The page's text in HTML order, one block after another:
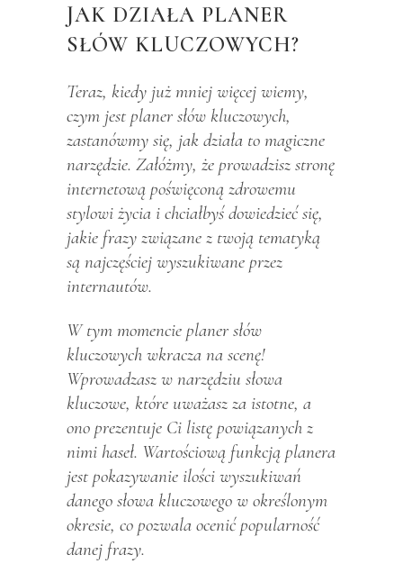
JAK DZIAŁA PLANER
SŁÓW KLUCZOWYCH?
Teraz, kiedy już mniej więcej wiemy,
czym jest planer słów kluczowych,
zastanówmy się, jak działa to magiczne
narzędzie. Załóżmy, że prowadzisz stronę
internetową poświęconą zdrowemu
stylowi życia i chciałbyś dowiedzieć się,
jakie frazy związane z twoją tematyką
są najczęściej wyszukiwane przez
internautów.
W tym momencie planer słów
kluczowych wkracza na scenę!
Wprowadzasz w narzędziu słowa
kluczowe, które uważasz za istotne, a
ono prezentuje Ci listę powiązanych z
nimi haseł. Wartościową funkcją planera
jest pokazywanie ilości wyszukiwań
danego słowa kluczowego w określonym
okresie, co pozwala ocenić popularność
danej frazy.